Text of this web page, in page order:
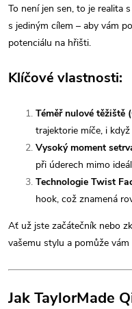
To není jen sen, to je realita
s jediným cílem – aby vám
potenciálu na hřišti.
Klíčové vlastnosti:
Téměř nulové těžiště
trajektorie míče, i
Vysoký moment
při úderech mimo
Technologie Twist
hook, což znamená
Ať už jste začátečník nebo
vašemu stylu a pomůže
Jak TaylorMade